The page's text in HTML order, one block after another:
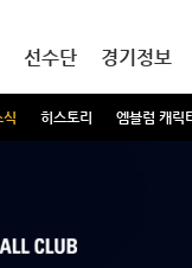
식 히스토리 엠블럼 캐릭
선수단 경기정보